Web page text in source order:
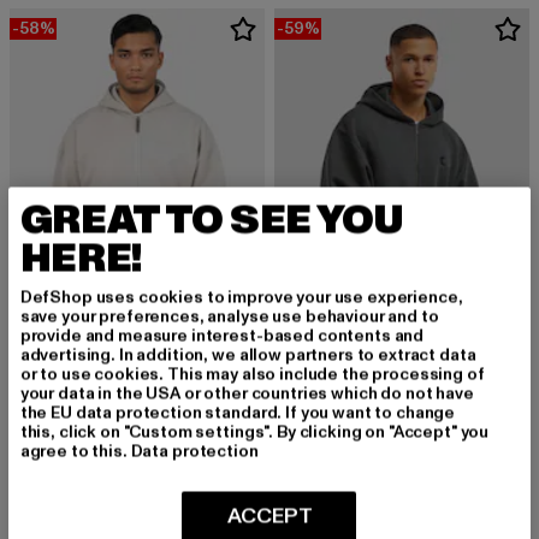
-58%
DROPSIZE
Super Heavy Oversize Blank
21,00 EUR
Derzeitiger Preis: 21,00 EUR
49,99 EURAktionspreis: 49,99 EUR
-59%
KARL KANI
36,90 EUR
Derzeitiger Preis: 36,90 EUR
89,99 EURAktionspreis:
-29%
GREAT TO SEE YOU
HERE!
DefShop uses cookies to improve your use experience,
save your preferences, analyse use behaviour and to
provide and measure interest-based contents and
advertising. In addition, we allow partners to extract data
or to use cookies. This may also include the processing of
your data in the USA or other countries which do not have
the EU data protection standard. If you want to change
this, click on "Custom settings". By clicking on "Accept" you
agree to this. Data protection
ACCEPT